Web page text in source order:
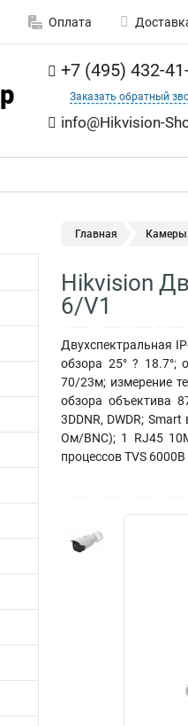
Оплата
+7 (495) 432-
Заказать обратный
info@Hikvision-
Главная Камеры
Hikvision
6/V1
Двухспектральная
обзора 25° ? 18.7°;
70/23м; измерение
обзора объектива
3DDNR, DWDR;
Ом/BNC); 1 RJ45
процессов TVS